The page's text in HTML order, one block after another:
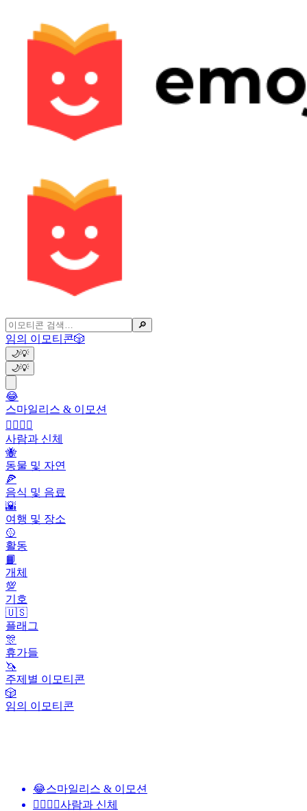
🔎
임의 이모티콘🎲
🌙💡
🌙💡
😂
스마일리스 & 이모션
👩‍❤️‍💋‍👨
사람과 신체
🐝
동물 및 자연
🍕
음식 및 음료
🌇
여행 및 장소
🥎
활동
📙
개체
💯
기호
🇺🇸
플래그
🎊
휴가들
🦄
주제별 이모티콘
🎲
임의 이모티콘
😂스마일리스 & 이모션
👩‍❤️‍💋‍👨사람과 신체